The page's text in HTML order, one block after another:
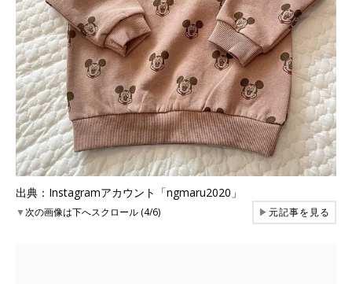
出典：Instagramアカウント「ngmaru2020」
▼次の画像は下へスクロール (4/6) ▶元記事を見る